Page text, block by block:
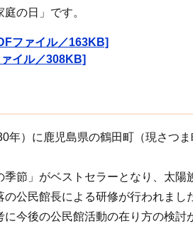
の日」です。
ファイル／163KB]
イル／308KB]
）に鹿児島県の鶴田町（現さつ
節」がベストセラーとなり、太陽
公民館長による研修が行われまし
今後の公民館活動の在り方の検討